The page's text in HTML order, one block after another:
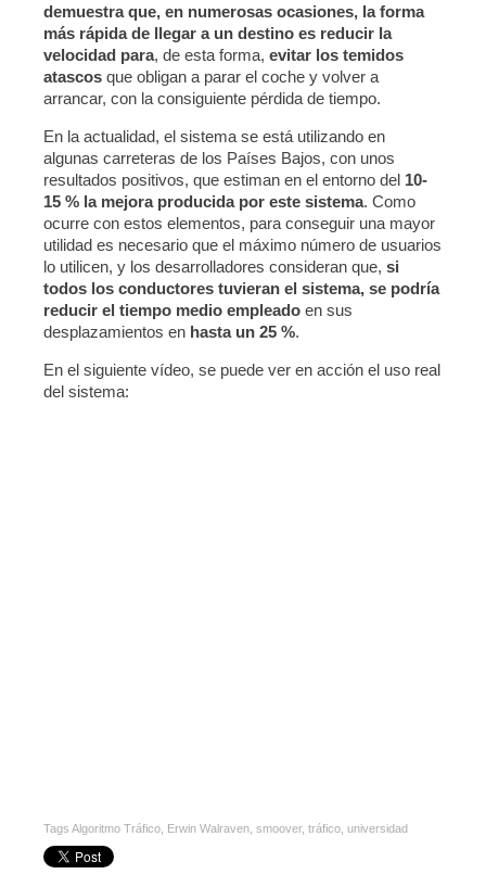
demuestra que, en numerosas ocasiones, la forma
más rápida de llegar a un destino es reducir la
velocidad para, de esta forma, evitar los temidos
atascos que obligan a parar el coche y volver a
arrancar, con la consiguiente pérdida de tiempo.
En la actualidad, el sistema se está utilizando en
algunas carreteras de los Países Bajos, con unos
resultados positivos, que estiman en el entorno del 10-
15 % la mejora producida por este sistema. Como
ocurre con estos elementos, para conseguir una mayor
utilidad es necesario que el máximo número de usuarios
lo utilicen, y los desarrolladores consideran que, si
todos los conductores tuvieran el sistema, se podría
reducir el tiempo medio empleado en sus
desplazamientos en hasta un 25 %.
En el siguiente vídeo, se puede ver en acción el uso real
del sistema:
Tags Algoritmo Tráfico Erwin Walraven smoover, tráfico universidad